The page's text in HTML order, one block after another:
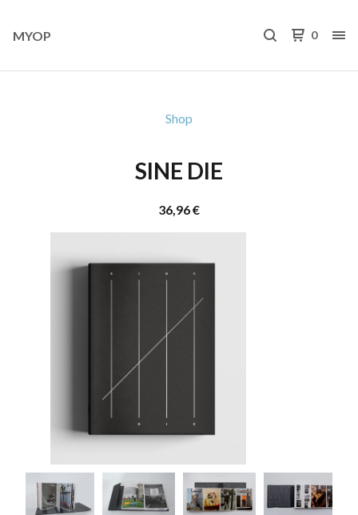
MYOP 0
Shop
SINE DIE
36,96€